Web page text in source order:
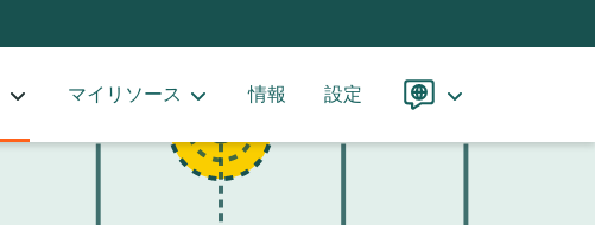
マイリソース 情報 設定
言
語